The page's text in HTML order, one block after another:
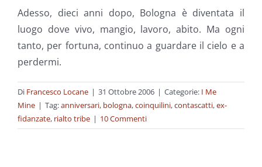
Adesso, dieci anni dopo, Bologna è diventata il
luogo dove vivo, mangio, lavoro, abito. Ma ogni
tanto, per fortuna, continuo a guardare il cielo e a
perdermi.
Di Francesco Locane | 31 Ottobre 2006 | Categorie: I Me
Mine | Tag:anniversari, bologna,coinquilini,contascatti,ex-
fidanzate, rialto tribe | 10 Commenti